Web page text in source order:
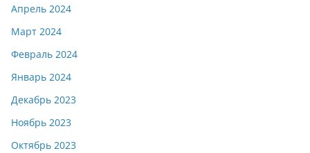
Апрель 2024
Март 2024
Февраль 2024
Январь 2024
Декабрь 2023
Ноябрь 2023
Октябрь 2023